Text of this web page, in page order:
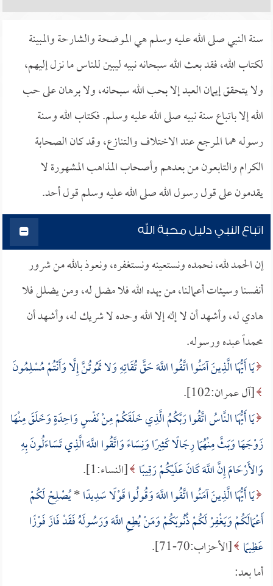
سنة النبي صلى الله عليه وسلم هي الموضحة والشارحة والمبينة
لكتاب الله، فقد بعث الله سبحانه نبيه ليبين للناس ما نزل إليهم،
ولا يتحقق إيمان العبد إلا بحب الله سبحانه، ولا برهان على حب
الله إلا باتباع سنة نبيه صلى الله عليه وسلم. فكتاب الله وسنة
رسوله هما المرجع عند الاختلاف والتنازع، وقد كان الصحابة
الكرام والتابعون من بعدهم وأصحاب المذاهب المشهورة لا
يقدمون على قول رسول الله صلى الله عليه وسلم قول أحد.
اتباع النبي دليل محبة الله
إن الحمد لله، نحمده ونستعينه ونستغفره، ونعوذ بالله من شرور
أنفسنا وسيئات أعمالنا، من يهده الله فلا مضل له، ومن يضلل فلا
هادي له، وأشهد أن لا إله إلا الله وحده لا شريك له، وأشهد أن
محمداً عبده ورسوله.
يَا أَيُّهَا الَّذِينَ آمَنُوا اتَّقُوا اللَّهَ حَقَّ تُقَاتِهِ وَلا تَمُوتُنَّ إِلَّا وَأَنْتُمْ مُسْلِمُونَ
[آل عمران:102].
يَا أَيُّهَا النَّاسُ اتَّقُوا رَبَّكُمُ الَّذِي خَلَقَكُمْ مِنْ نَفْسٍ وَاحِدَةٍ وَخَلَقَ مِنْهَا
زَوْجَهَا وَبَثَّ مِنْهُمَا رِجَالًا كَثِيرًا وَنِسَاءً وَاتَّقُوا اللَّهَ الَّذِي تَسَاءَلُونَ بِهِ
وَالأَرْحَامَ إِنَّ اللَّهَ كَانَ عَلَيْكُمْ رَقِيبًا [النساء:1].
يَا أَيُّهَا الَّذِينَ آمَنُوا اتَّقُوا اللَّهَ وَقُولُوا قَوْلًا سَدِيدًا*يُصْلِحْ لَكُمْ
أَعْمَالَكُمْ وَيَغْفِرْ لَكُمْ ذُنُوبَكُمْ وَمَنْ يُطِعِ اللَّهَ وَرَسُولَهُ فَقَدْ فَازَ فَوْزًا
عَظِيمًا [الأحزاب:70-71].
أما بعد: